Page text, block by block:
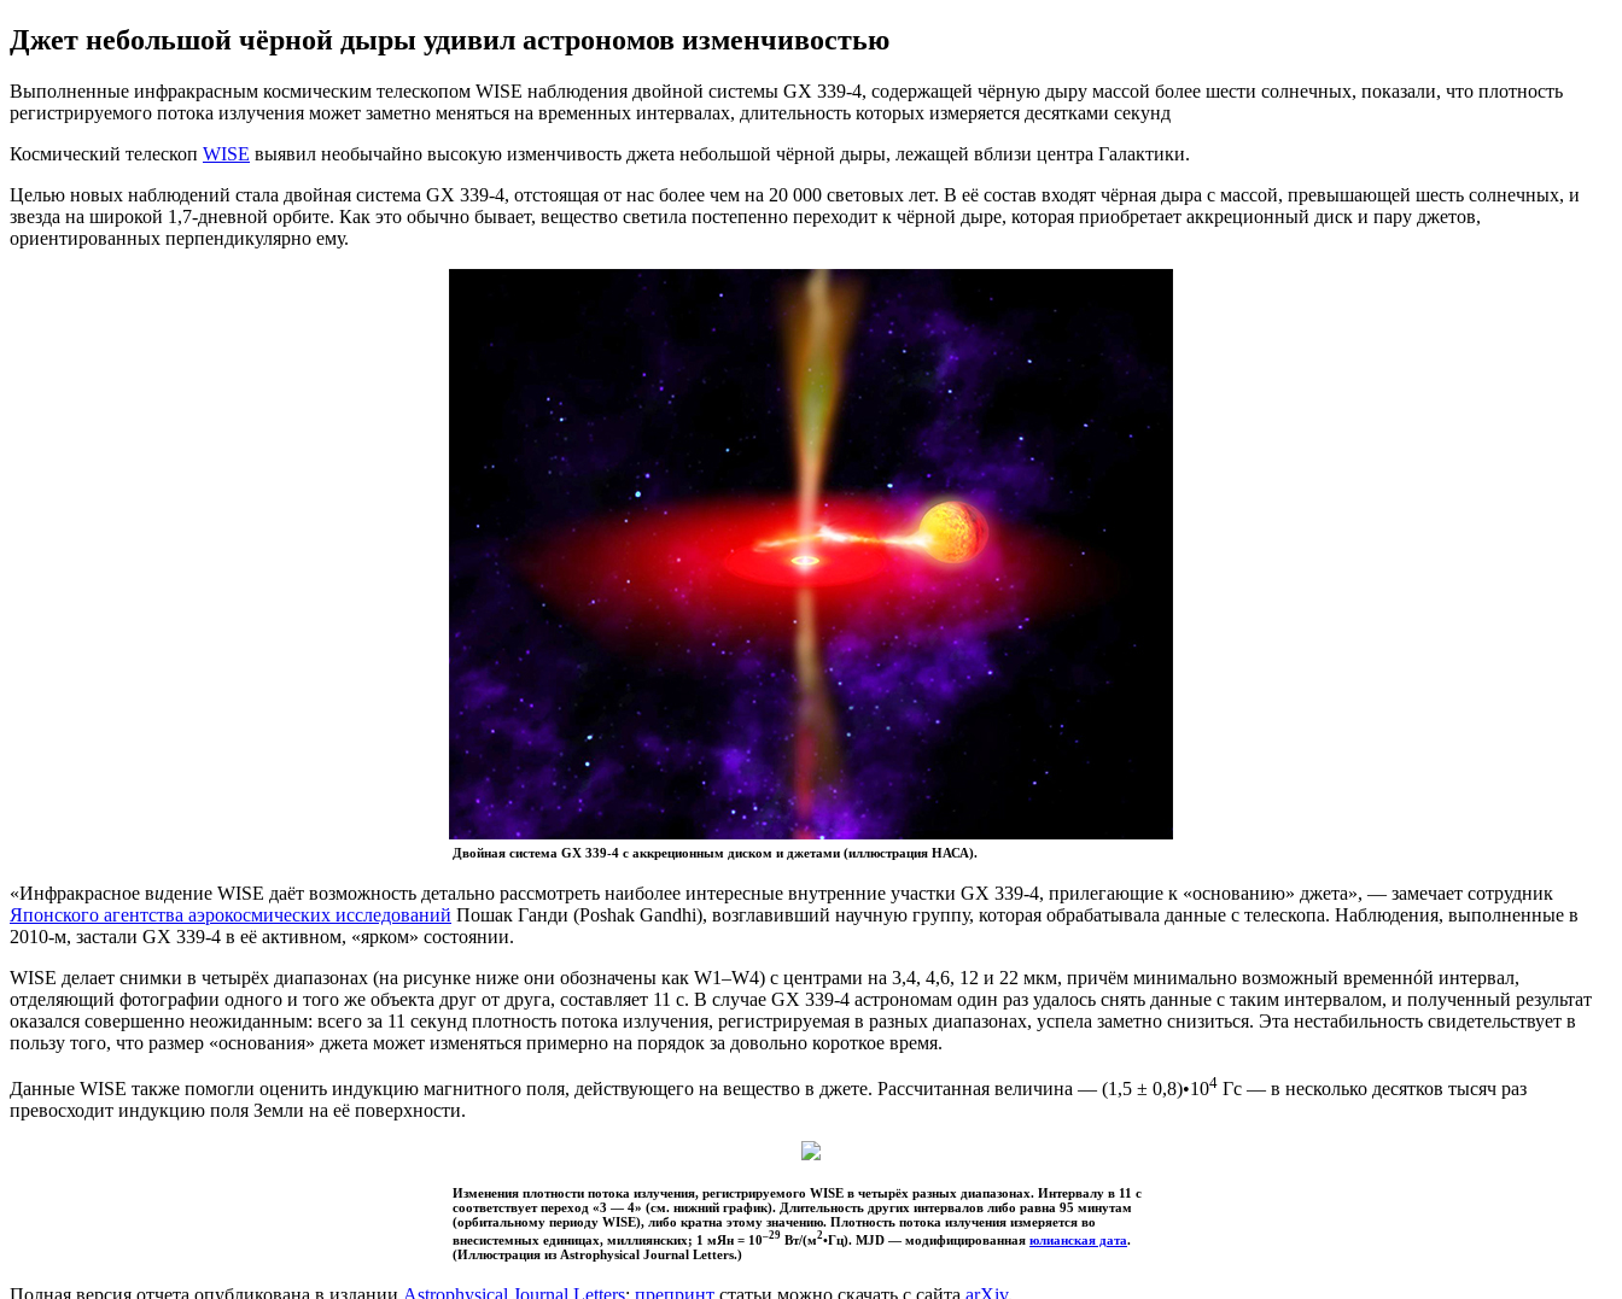
Джет небольшой чёрной дыры удивил астрономов изменчивостью
Выполненные инфракрасным космическим телескопом WISE наблюдения двойной системы GX 339-4, содержащей чёрную дыру массой более шести солнечных, показали, что плотность
регистрируемого потока излучения может заметно меняться на временных интервалах, длительность которых измеряется десятками секунд
Космический телескоп WISE выявил необычайно высокую изменчивость джета небольшой чёрной дыры, лежащей вблизи центра Галактики.
Целью новых наблюдений стала двойная система GX 339-4, отстоящая от нас более чем на 20 000 световых лет. В её состав входят чёрная дыра с массой, превышающей шесть солнечных, и
звезда на широкой 1,7-дневной орбите. Как это обычно бывает, вещество светила постепенно переходит к чёрной дыре, которая приобретает аккреционный диск и пару джетов,
ориентированных перпендикулярно ему.
Двойная система GX 339-4 с аккреционным диском и джетами (иллюстрация НАСА).
«Инфракрасное видение WISE даёт возможность детально рассмотреть наиболее интересные внутренние участки GX 339-4, прилегающие к «основанию» джета», — замечает сотрудник
Японского агентства аэрокосмических исследований Пошак Ганди (Poshak Gandhi), возглавивший научную группу, которая обрабатывала данные с телескопа. Наблюдения, выполненные в
2010-м, застали GX 339-4 в её активном, «ярком» состоянии.
WISE делает снимки в четырёх диапазонах (на рисунке ниже они обозначены как W1–W4) с центрами на 3,4, 4,6, 12 и 22 мкм, причём минимально возможный временнóй интервал,
отделяющий фотографии одного и того же объекта друг от друга, составляет 11 с. В случае GX 339-4 астрономам один раз удалось снять данные с таким интервалом, и полученный результат
оказался совершенно неожиданным: всего за 11 секунд плотность потока излучения, регистрируемая в разных диапазонах, успела заметно снизиться. Эта нестабильность свидетельствует в
пользу того, что размер «основания» джета может изменяться примерно на порядок за довольно короткое время.
Данные WISE также помогли оценить индукцию магнитного поля, действующего на вещество в джете. Рассчитанная величина — (1,5 ± 0,8)•104 Гс — в несколько десятков тысяч раз
превосходит индукцию поля Земли на её поверхности.
Изменения плотности потока излучения, регистрируемого WISE в четырёх разных диапазонах. Интервалу в 11 с
соответствует переход «3 — 4» (см. нижний график). Длительность других интервалов либо равна 95 минутам
(орбитальному периоду WISE), либо кратна этому значению. Плотность потока излучения измеряется во
внесистемных единицах, миллиянских; 1 мЯн = 10–29 Вт/(м2•Гц). MJD — модифицированная юлианская дата.
(Иллюстрация из Astrophysical Journal Letters.)